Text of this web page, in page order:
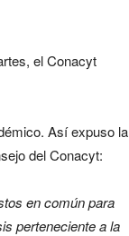
el Conacyt
Así expuso la
del Conacyt:
en común para
perteneciente a la